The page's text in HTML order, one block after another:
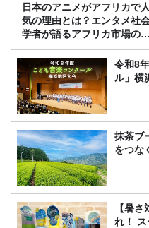
日本のアニメがアフリカで人
気の理由とは？エンタメ社
学者が語るアフリカ市場のリ
アル
令和8
ル」横
抹茶ブ
をつな
【暑
れ！ ス